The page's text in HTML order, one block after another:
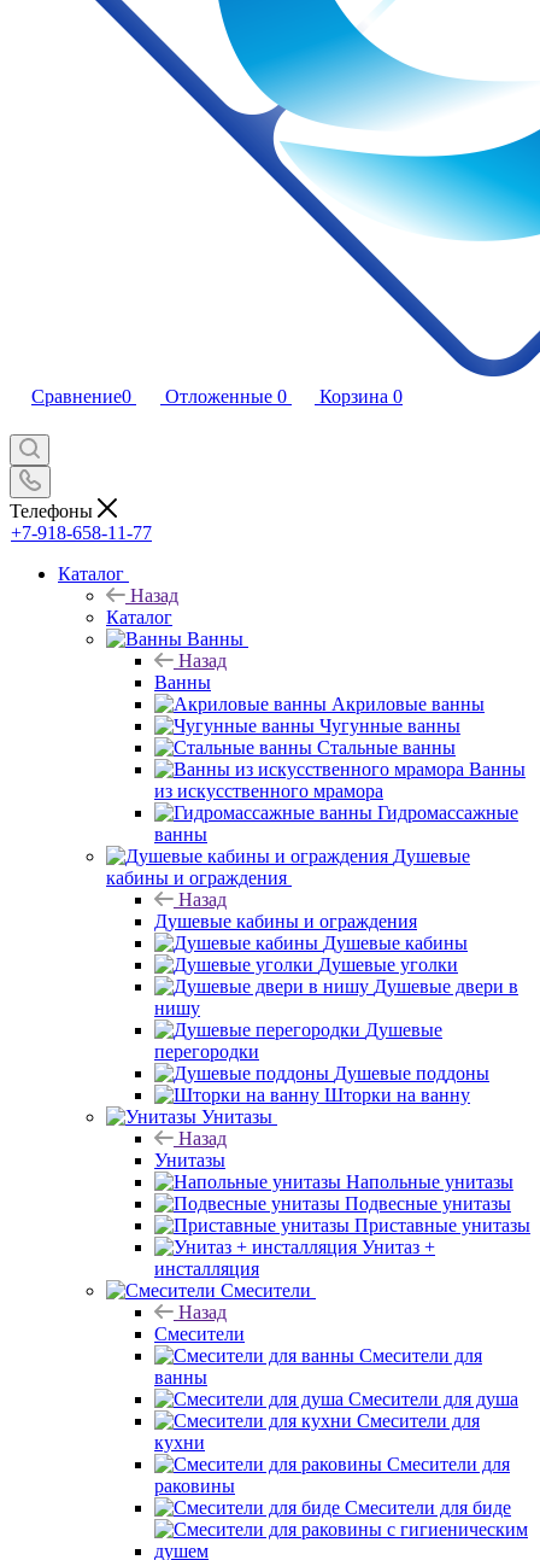
Сравнение0 Отложенные 0 Корзина 0
Телефоны
+7-918-658-11-77
Каталог
Назад
Каталог
Ванны
Назад
Ванны
Акриловые ванны
Чугунные ванны
Стальные ванны
Ванны
из искусственного мрамора
Гидромассажные
ванны
Душевые
кабины и ограждения
Назад
Душевые кабины и ограждения
Душевые кабины
Душевые уголки
Душевые двери в
нишу
Душевые
перегородки
Душевые поддоны
Шторки на ванну
Унитазы
Назад
Унитазы
Напольные унитазы
Подвесные унитазы
Приставные унитазы
Унитаз +
инсталляция
Смесители
Назад
Смесители
Смесители для
ванны
Смесители для душа
Смесители для
кухни
Смесители для
раковины
Смесители для биде